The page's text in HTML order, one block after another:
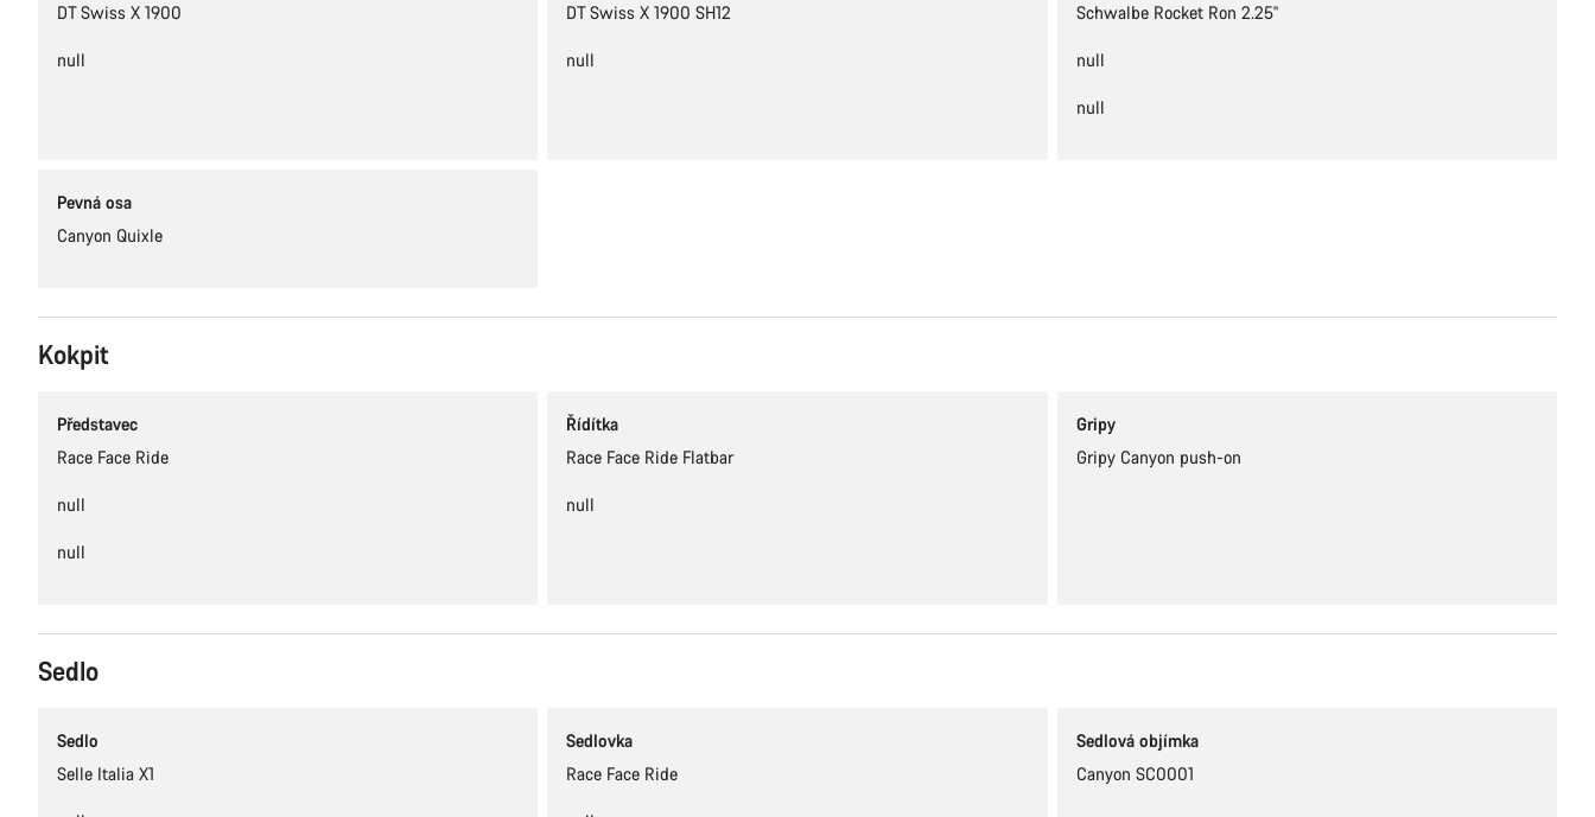
DT Swiss X 1900
null
DT Swiss X 1900 SH12
null
Schwalbe Rocket Ron 2.25''
null
null
Pevná osa
Canyon Quixle
Kokpit
Představec
Race Face Ride
null
null
Řídítka
Race Face Ride Flatbar
null
Gripy
Gripy Canyon push-on
Sedlo
Sedlo
Selle Italia X1
Sedlovka
Race Face Ride
Sedlová objímka
Canyon SC0001